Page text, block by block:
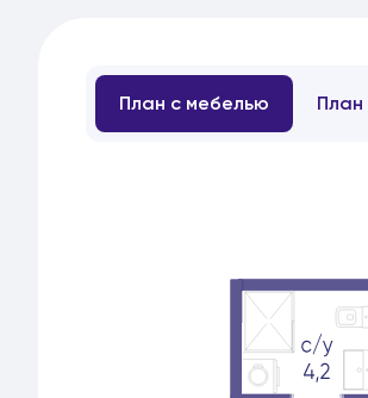
План с мебелью План